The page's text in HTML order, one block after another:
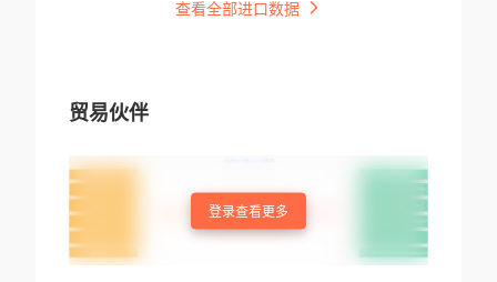
查看全部进口数据
贸易伙伴
登录查看更多